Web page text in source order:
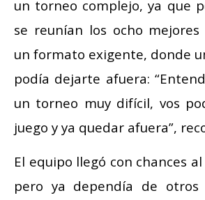
un torneo complejo, ya que
se reunían los ocho
un formato exigente, donde
podía dejarte afuera:
un torneo muy difícil, vos
juego y ya quedar afuera”,
El equipo llegó con chances
pero ya dependía de otros